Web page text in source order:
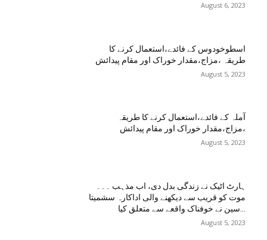
August 6, 2023
اسطوخودوس کے فائدے،استعمال کرنے کا
طریقہ ،مزاج،مقدار خوراک اور مقام پیدائش
August 5, 2023
آملہ کے فائدے،استعمال کرنے کا طریقہ
،مزاج،مقدار خوراک اور مقام پیدائش
August 5, 2023
ہارٹ اٹیک نے زندگی بدل دی، اب مذہب ۔۔۔
موت کو قریب سے دیکھنے والی اداکارہ سشمیتا
August 5, 2023